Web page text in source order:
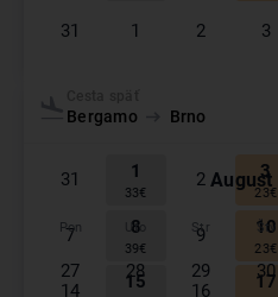
31 1 2 3
31 1
33€
2 3
23€
7 8
39€
9 10
23€
14 15 16 17
Bergamo Brno
August
Pon Uto Str Štv
27 28 29 30